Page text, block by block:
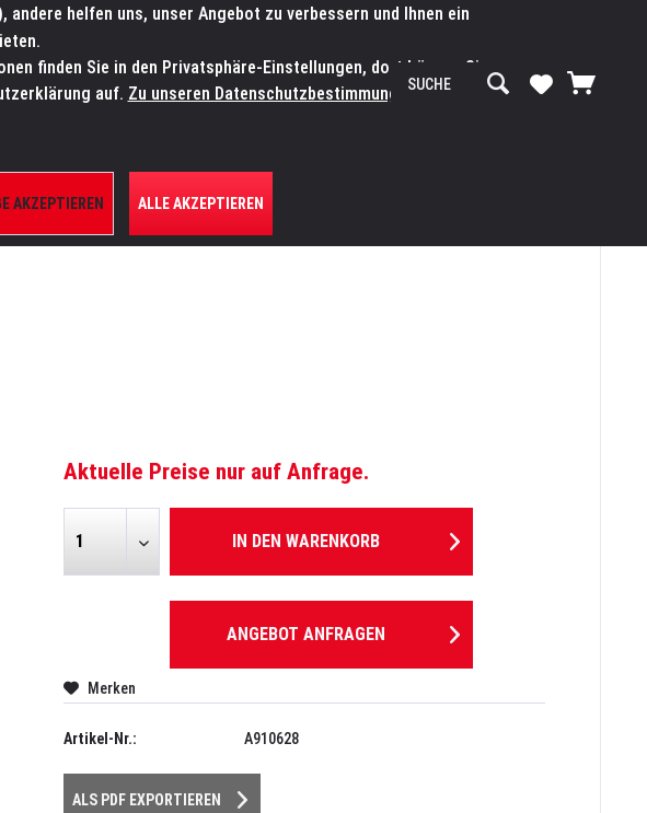
sales@lmp.de SERVICE-WERKSTATT Service/Hilfe
SERVICE ÜBER UNS
Aktuelle Preise nur auf Anfrage.
IN DEN WARENKORB
ANGEBOT ANFRAGEN
Merken
Artikel-Nr.: A910628
ALS PDF EXPORTIEREN
helfen uns, unser Angebot zu verbessern und Ihnen ein
finden Sie in den Privatsphäre-Einstellungen, dort können Sie
auf. Zu unseren Datenschutzbestimmungen. Zum
AKZEPTIEREN ALLE AKZEPTIEREN